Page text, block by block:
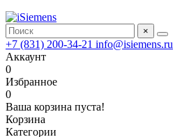
×
+7 (831) 200-34-21 info@isiemens.ru
Аккаунт
0
Избранное
0
Ваша корзина пуста!
Корзина
Категории